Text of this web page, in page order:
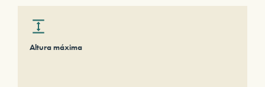
Altura máxima